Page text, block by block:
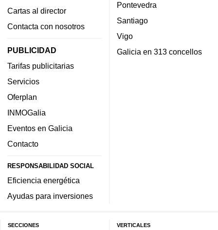
Cartas al director
Contacta con nosotros
PUBLICIDAD
Tarifas publicitarias
Servicios
Oferplan
INMOGalia
Eventos en Galicia
Contacto
RESPONSABILIDAD SOCIAL
Eficiencia energética
Ayudas para inversiones
Pontevedra
Santiago
Vigo
Galicia en 313 concellos
SECCIONES VERTICALES